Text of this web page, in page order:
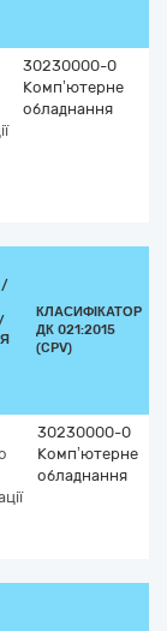
30230000-0
Комп’ютерне
обладнання
/
КЛАСИФІКАТОР
ДК 021:2015
(CPV)
30230000-0
Комп’ютерне
обладнання